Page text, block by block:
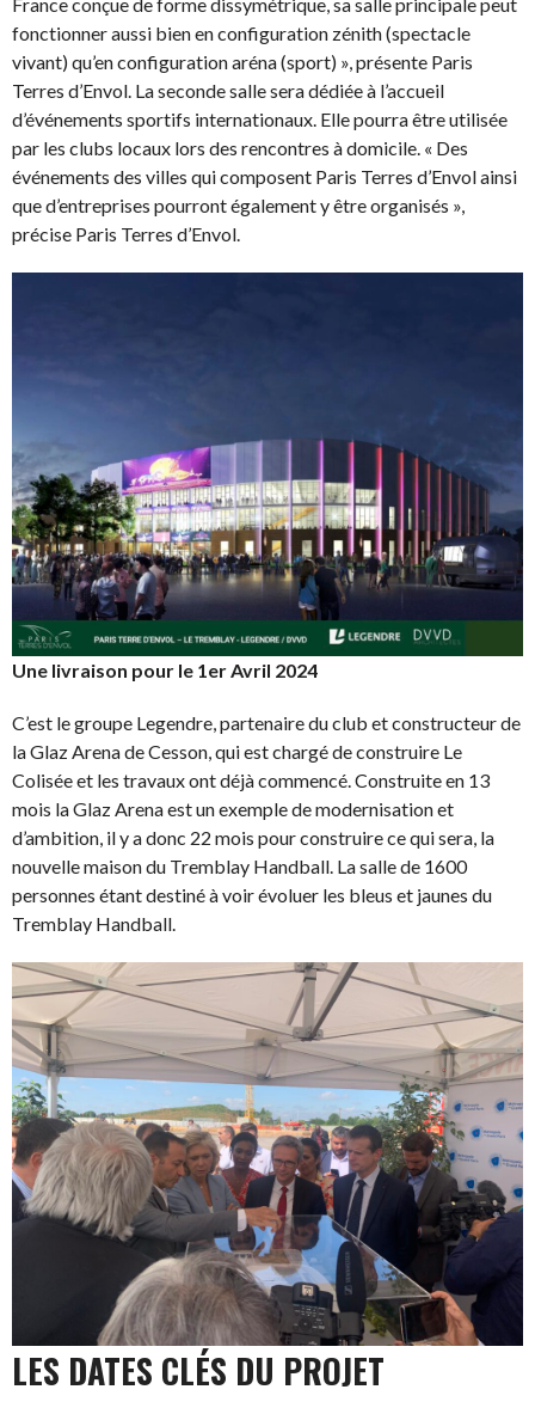
fonctionner aussi bien en configuration zénith (spectacle
vivant) qu’en configuration aréna (sport) », présente Paris
Terres d’Envol. La seconde salle sera dédiée à l’accueil
d’événements sportifs internationaux. Elle pourra être utilisée
par les clubs locaux lors des rencontres à domicile. « Des
événements des villes qui composent Paris Terres d’Envol ainsi
que d’entreprises pourront également y être organisés »,
précise Paris Terres d’Envol.
Une livraison pour le 1er Avril 2024
C’est le groupe Legendre, partenaire du club et constructeur de
la Glaz Arena de Cesson, qui est chargé de construire Le
Colisée et les travaux ont déjà commencé. Construite en 13
mois la Glaz Arena est un exemple de modernisation et
d’ambition, il y a donc 22 mois pour construire ce qui sera, la
nouvelle maison du Tremblay Handball. La salle de 1600
personnes étant destiné à voir évoluer les bleus et jaunes du
Tremblay Handball.
LES DATES CLÉS DU PROJET